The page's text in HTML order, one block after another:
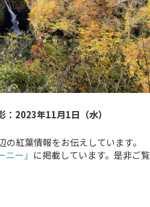
2023年11月1日（水）
の紅葉情報をお伝えしています。
ニー」 に掲載しています。是非ご覧